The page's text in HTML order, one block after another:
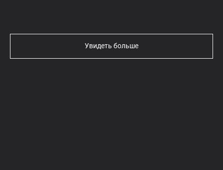
Увидеть больше